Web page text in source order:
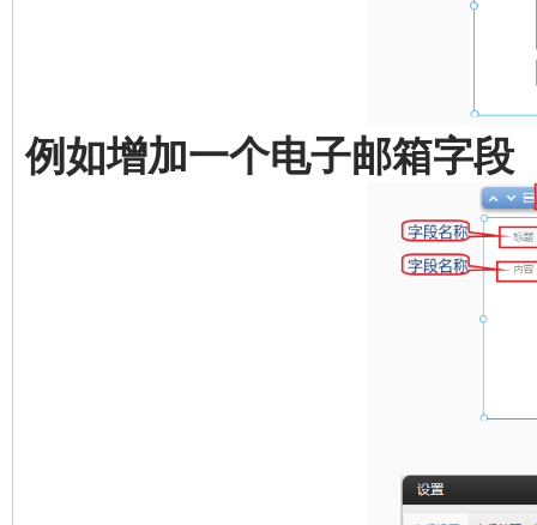
例如增加一个电子邮箱字段